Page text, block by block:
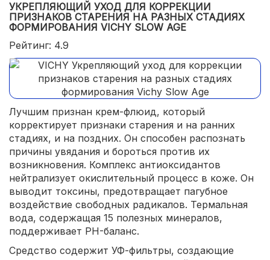
УКРЕПЛЯЮЩИЙ УХОД ДЛЯ КОРРЕКЦИИ
ПРИЗНАКОВ СТАРЕНИЯ НА РАЗНЫХ СТАДИЯХ
ФОРМИРОВАНИЯ VICHY SLOW AGE
Рейтинг: 4.9
Лучшим признан крем-флюид, который
корректирует признаки старения и на ранних
стадиях, и на поздних. Он способен распознать
причины увядания и бороться против их
возникновения. Комплекс антиоксидантов
нейтрализует окислительный процесс в коже. Он
выводит токсины, предотвращает пагубное
воздействие свободных радикалов. Термальная
вода, содержащая 15 полезных минералов,
поддерживает PH-баланс.
Средство содержит УФ-фильтры, создающие